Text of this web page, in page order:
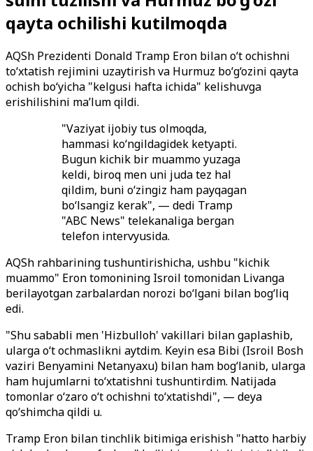
qayta ochilishi kutilmoqda
AQSh Prezidenti Donald Tramp Eron bilan o‘t ochishni
to‘xtatish rejimini uzaytirish va Hurmuz bo‘g‘ozini qayta
ochish bo‘yicha "kelgusi hafta ichida" kelishuvga
erishilishini ma’lum qildi.
"Vaziyat ijobiy tus olmoqda,
hammasi ko‘ngildagidek ketyapti.
Bugun kichik bir muammo yuzaga
keldi, biroq men uni juda tez hal
qildim, buni o‘zingiz ham payqagan
bo‘lsangiz kerak", — dedi Tramp
"ABC News" telekanaliga bergan
telefon intervyusida.
AQSh rahbarining tushuntirishicha, ushbu "kichik
muammo" Eron tomonining Isroil tomonidan Livanga
berilayotgan zarbalardan norozi bo‘lgani bilan bog‘liq
edi.
"Shu sababli men 'Hizbulloh' vakillari bilan gaplashib,
ularga o‘t ochmaslikni aytdim. Keyin esa Bibi (Isroil Bosh
vaziri Benyamini Netanyaxu) bilan ham bog‘lanib, ularga
ham hujumlarni to‘xtatishni tushuntirdim. Natijada
tomonlar o‘zaro o‘t ochishni to‘xtatishdi", — deya
qo‘shimcha qildi u.
Tramp Eron bilan tinchlik bitimiga erishish "hatto harbiy